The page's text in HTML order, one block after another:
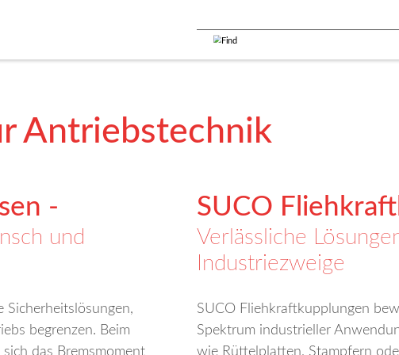
Antriebstechnik
-
und
Sicherheitslösungen,
begrenzen. Beim
das Bremsmoment
SUCO
Verlässliche
Industriezweige
SUCO Fliehkraftkupplungen
Spektrum industrieller
wie Rüttelplatten, Stampfern